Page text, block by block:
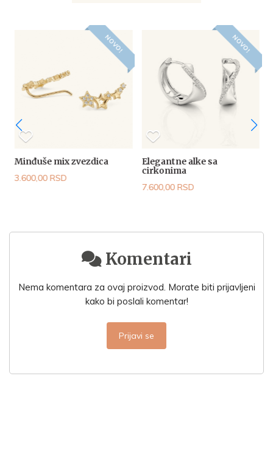
NOVO!
Minđuše mix zvezdica
3.600,00 RSD
NOVO!
Elegantne alke sa
cirkonima
7.600,00 RSD
Komentari
Nema komentara za ovaj proizvod. Morate biti prijavljeni
kako bi poslali komentar!
Prijavi se